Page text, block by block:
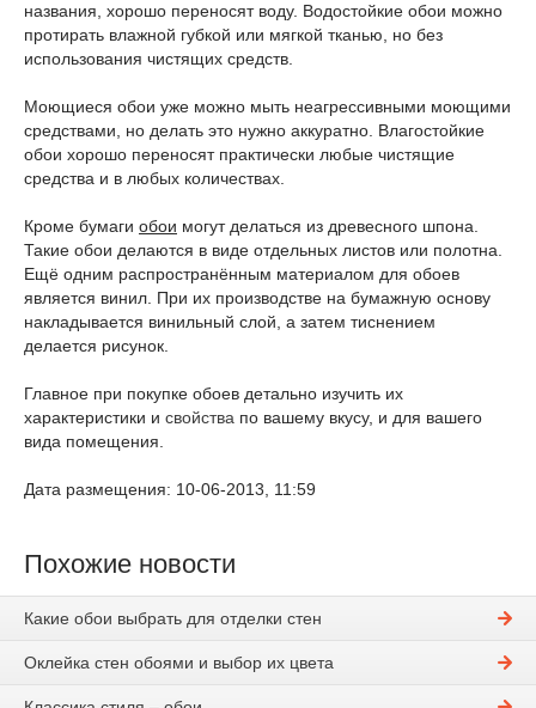
названия, хорошо переносят воду. Водостойкие обои можно
протирать влажной губкой или мягкой тканью, но без
использования чистящих средств.
Моющиеся обои уже можно мыть неагрессивными моющими
средствами, но делать это нужно аккуратно. Влагостойкие
обои хорошо переносят практически любые чистящие
средства и в любых количествах.
Кроме бумаги обои могут делаться из древесного шпона.
Такие обои делаются в виде отдельных листов или полотна.
Ещё одним распространённым материалом для обоев
является винил. При их производстве на бумажную основу
накладывается винильный слой, а затем тиснением
делается рисунок.
Главное при покупке обоев детально изучить их
характеристики и свойства по вашему вкусу, и для вашего
вида помещения.
Дата размещения: 10-06-2013, 11:59
Похожие новости
Какие обои выбрать для отделки стен
Оклейка стен обоями и выбор их цвета